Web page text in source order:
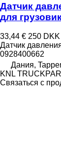
Датчик
для
33,44 € 250 DKK
Датчик
0928400662
Дания,
KNL
Связаться с